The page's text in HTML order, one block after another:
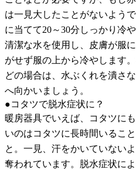
は一見大したことがないよう
に当てて20～30分しっかり冷
清潔な水を使用し、皮膚が服
がせず服の上から冷やします
どの場合は、水ぶくれを潰さ
へ向かいましょう。
●コタツで脱水症状に？
暖房器具でいえば、コタツに
いのはコタツに長時間いるこ
と。一見、汗をかいていない
奪われています。脱水症状に